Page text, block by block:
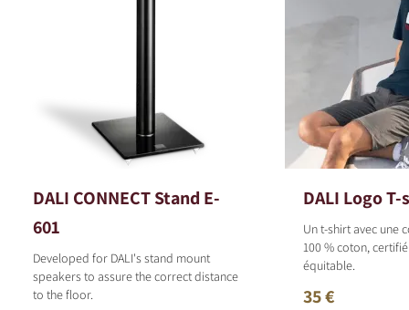
DALI CONNECT Stand E-
601
Developed for DALI's stand mount
speakers to assure the correct distance
to the floor.
DALI Logo
Un t-shirt avec une
100 % coton,
équitable.
35 €